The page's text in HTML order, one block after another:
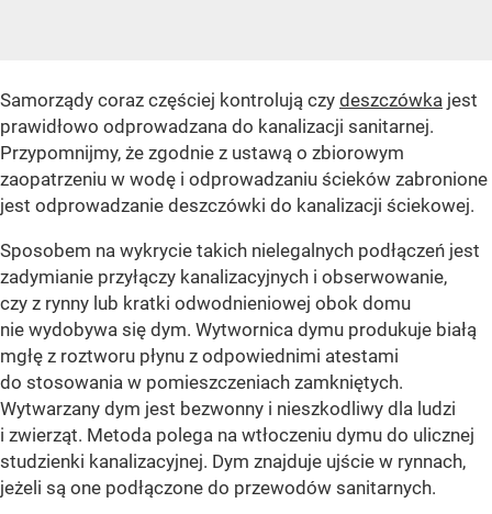
Samorządy coraz częściej kontrolują czy deszczówka jest
prawidłowo odprowadzana do kanalizacji sanitarnej.
Przypomnijmy, że zgodnie z ustawą o zbiorowym
zaopatrzeniu w wodę i odprowadzaniu ścieków zabronione
jest odprowadzanie deszczówki do kanalizacji ściekowej.
Sposobem na wykrycie takich nielegalnych podłączeń jest
zadymianie przyłączy kanalizacyjnych i obserwowanie,
czy z rynny lub kratki odwodnieniowej obok domu
nie wydobywa się dym. Wytwornica dymu produkuje białą
mgłę z roztworu płynu z odpowiednimi atestami
do stosowania w pomieszczeniach zamkniętych.
Wytwarzany dym jest bezwonny i nieszkodliwy dla ludzi
i zwierząt. Metoda polega na wtłoczeniu dymu do ulicznej
studzienki kanalizacyjnej. Dym znajduje ujście w rynnach,
jeżeli są one podłączone do przewodów sanitarnych.